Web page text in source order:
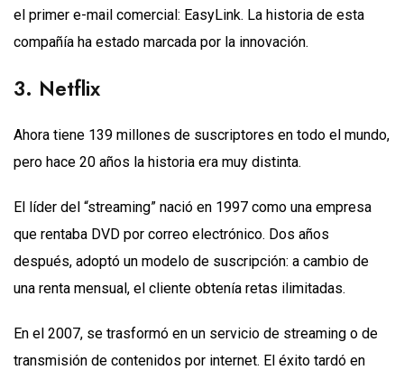
el primer e-mail comercial: EasyLink. La historia de esta
compañía ha estado marcada por la innovación.
3. Netflix
Ahora tiene 139 millones de suscriptores en todo el mundo,
pero hace 20 años la historia era muy distinta.
El líder del “streaming” nació en 1997 como una empresa
que rentaba DVD por correo electrónico. Dos años
después, adoptó un modelo de suscripción: a cambio de
una renta mensual, el cliente obtenía retas ilimitadas.
En el 2007, se trasformó en un servicio de streaming o de
transmisión de contenidos por internet. El éxito tardó en